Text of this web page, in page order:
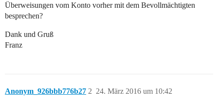
Überweisungen vom Konto vorher mit dem Bevollmächtigten
besprechen?
Dank und Gruß
Franz
Anonym_926bbb776b27 24. März 2016 um 10:42
2